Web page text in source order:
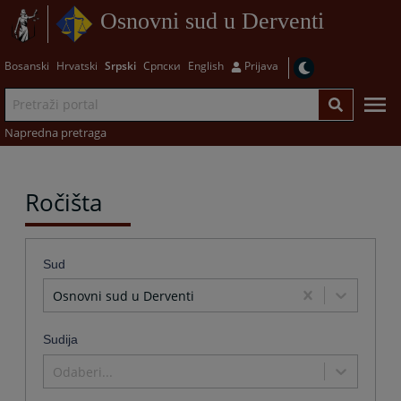
Osnovni sud u Derventi
Bosanski Hrvatski Srpski Српски English Prijava
Napredna pretraga
Ročišta
Sud
Osnovni sud u Derventi
Sudija
Odaberi...